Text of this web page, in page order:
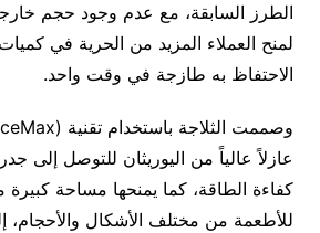
الطرز السابقة، مع عدم وجود حجم
لمنح العملاء المزيد من الحرية في
الاحتفاظ به طازجة في وقت واحد.
عازلاً عالياً من اليوريثان للتوصل إلى
كفاءة الطاقة، كما يمنحها مساحة كبيرة
للأطعمة من مختلف الأشكال والأحجام،